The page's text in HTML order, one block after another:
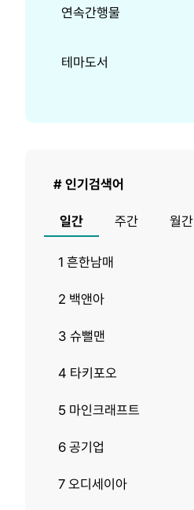
연속간행물
테마도서
# 인기검색어
일간 주간 월간
1 흔한남매
2 백앤아
3 슈뻘맨
4 타키포오
5 마인크래프트
6 공기업
7 오디세이아